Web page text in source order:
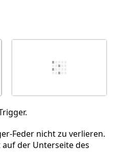
Feder nicht zu verlieren.
der Unterseite des